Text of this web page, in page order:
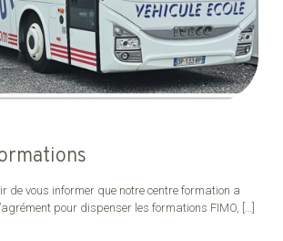
de vous informer que notre centre formation a
pour dispenser les formations FIMO, […]